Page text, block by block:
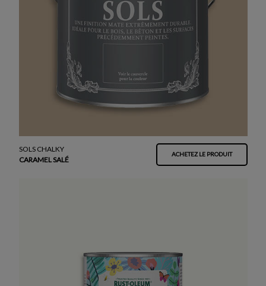
SOLS CHALKY
CARAMEL SALÉ
ACHETEZ LE PRODUIT